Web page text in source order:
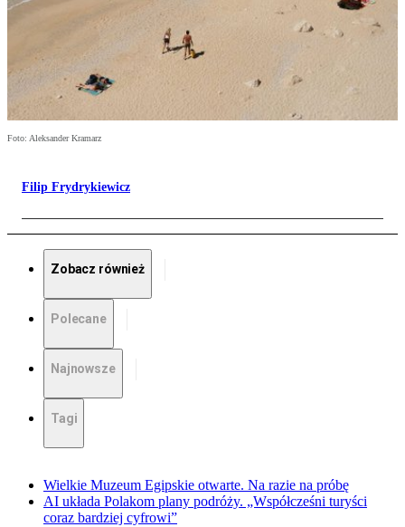
Foto: Aleksander Kramarz
Filip Frydrykiewicz
Zobacz również
Polecane
Najnowsze
Tagi
Wielkie Muzeum Egipskie otwarte. Na razie na próbę
AI układa Polakom plany podróży. „Współcześni turyści
coraz bardziej cyfrowi”